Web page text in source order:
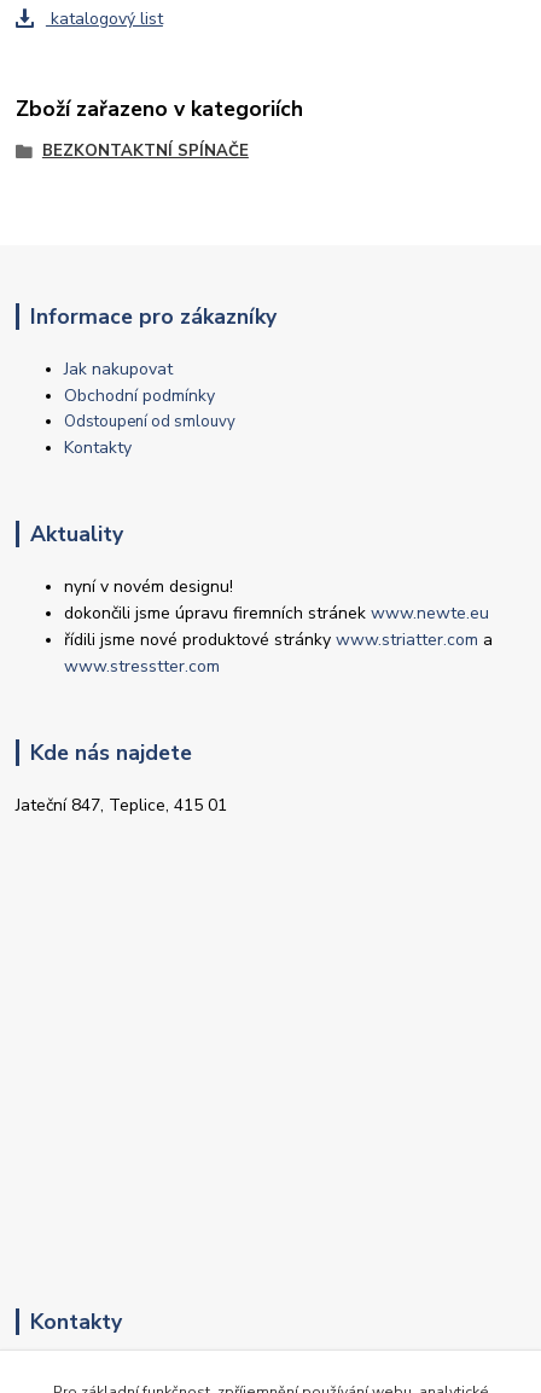
katalogový list
Zboží zařazeno v kategoriích
BEZKONTAKTNÍ SPÍNAČE
Informace pro zákazníky
Jak nakupovat
Obchodní podmínky
Odstoupení od smlouvy
Kontakty
Aktuality
nyní v novém designu!
dokončili jsme úpravu firemních stránekwww.newte.eu
řídili jsme nové produktové stránkywww.striatter.com a
www.stresstter.com
Kde nás najdete
Jateční 847, Teplice, 415 01
Kontakty
+420 417 536 531